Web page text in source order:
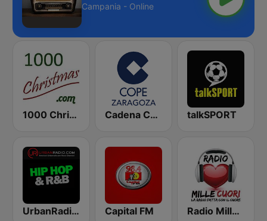
Campania - Online
1000 Christmas Cadena COPE Zaragoza talkSPORT
UrbanRadio - Hip Hop & RnB Capital FM Radio Mille Cuori